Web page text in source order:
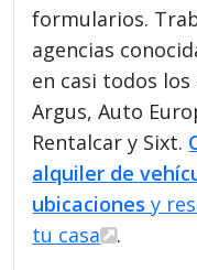
formularios.
agencias
en casi todos
Argus, Auto
Rentalcar y Sixt.
alquiler de
ubicaciones y
tu casa
.